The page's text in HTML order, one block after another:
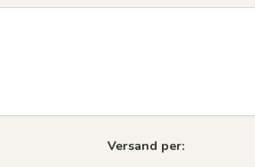
Versand per: